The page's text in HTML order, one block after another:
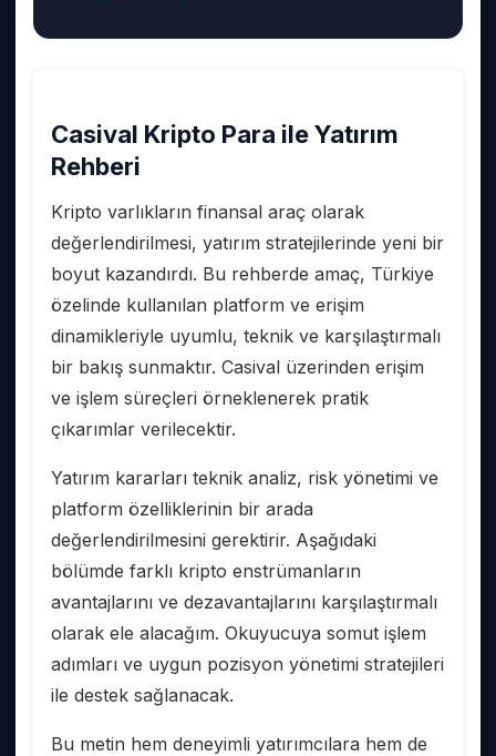
Casival Kripto Para ile Yatırım
Rehberi
Kripto varlıkların finansal araç olarak
değerlendirilmesi, yatırım stratejilerinde yeni bir
boyut kazandırdı. Bu rehberde amaç, Türkiye
özelinde kullanılan platform ve erişim
dinamikleriyle uyumlu, teknik ve karşılaştırmalı
bir bakış sunmaktır. Casival üzerinden erişim
ve işlem süreçleri örneklenerek pratik
çıkarımlar verilecektir.
Yatırım kararları teknik analiz, risk yönetimi ve
platform özelliklerinin bir arada
değerlendirilmesini gerektirir. Aşağıdaki
bölümde farklı kripto enstrümanların
avantajlarını ve dezavantajlarını karşılaştırmalı
olarak ele alacağım. Okuyucuya somut işlem
adımları ve uygun pozisyon yönetimi stratejileri
ile destek sağlanacak.
Bu metin hem deneyimli yatırımcılara hem de